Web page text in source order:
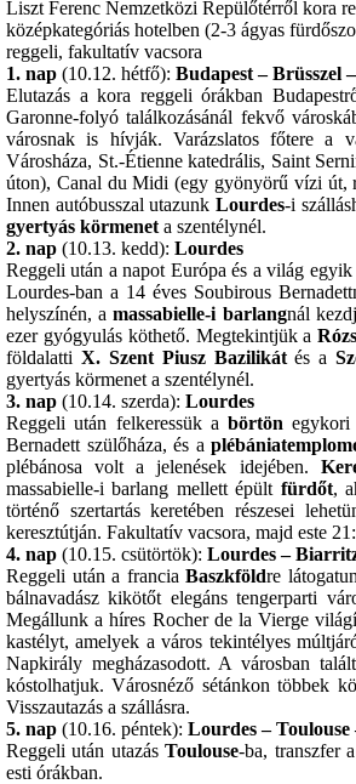
Liszt Ferenc Nemzetközi Repülőtérről kora
középkategóriás hotelben (2-3 ágyas
reggeli, fakultatív vacsora
1. nap (10.12. hétfő): Budapest – Brüsszel
Elutazás a kora reggeli órákban
Garonne-folyó találkozásánál fekvő
városnak is hívják. Varázslatos főtere a
Városháza, St.-Étienne katedrális, Saint
úton), Canal du Midi (egy gyönyörű vízi út,
Innen autóbusszal utazunk Lourdes-i
gyertyás körmenet a szentélynél.
2. nap (10.13. kedd): Lourdes
Reggeli után a napot Európa és a világ
Lourdes-ban a 14 éves Soubirous
helyszínén, amassabielle-i barlangnál
ezer gyógyulás köthető. Megtekintjük a
földalatti X. Szent Piusz Bazilikátés a
gyertyás körmenet a szentélynél.
3. nap (10.14. szerda): Lourdes
Reggeli után felkeressük abörtön
Bernadett szülőháza, és a
plébánosa volt a jelenések idejében.
massabielle-i barlang mellett épült fürdőt,
történő szertartás keretében részesei
keresztútján. Fakultatív vacsora, majd este
4. nap (10.15. csütörtök): Lourdes –
Reggeli után a franciaBaszkföldre
bálnavadász kikötőt elegáns tengerparti
Megállunk a híres Rocher de la Vierge
kastélyt, amelyek a város tekintélyes
Napkirály megházasodott. A városban
kóstolhatjuk. Városnéző sétánkon többek
Visszautazás a szállásra.
5. nap (10.16. péntek): Lourdes –
Reggeli után utazásToulouse-ba, transzfer
esti órákban.